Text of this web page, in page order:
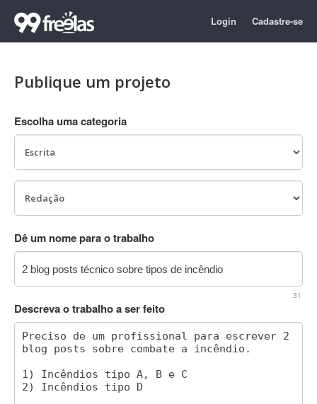
Login Cadastre-se
Publique um projeto
Escolha uma categoria
Dê um nome para o trabalho
31
Descreva o trabalho a ser feito